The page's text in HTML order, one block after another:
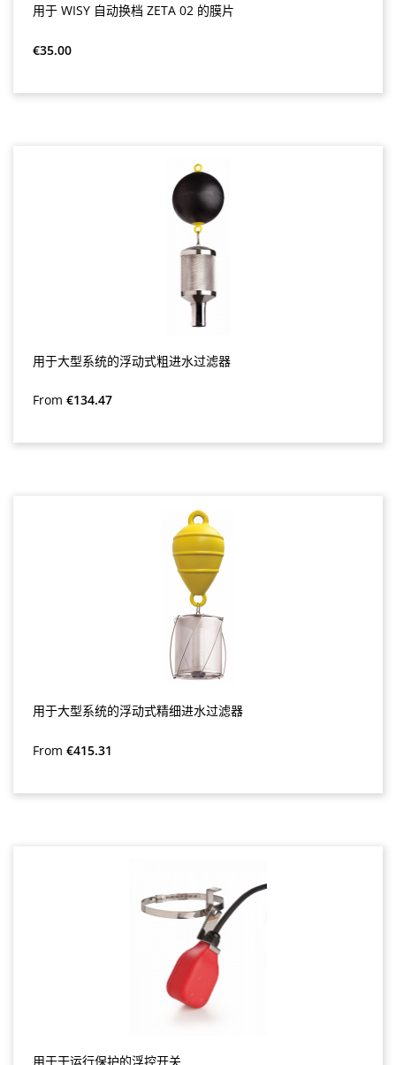
用于 WISY 自动换档 ZETA 02 的膜片
Regular price:
€35.00
用于大型系统的浮动式粗进水过滤器
Regular price:
From €134.47
用于大型系统的浮动式精细进水过滤器
Regular price:
From €415.31
用于干运行保护的浮控开关